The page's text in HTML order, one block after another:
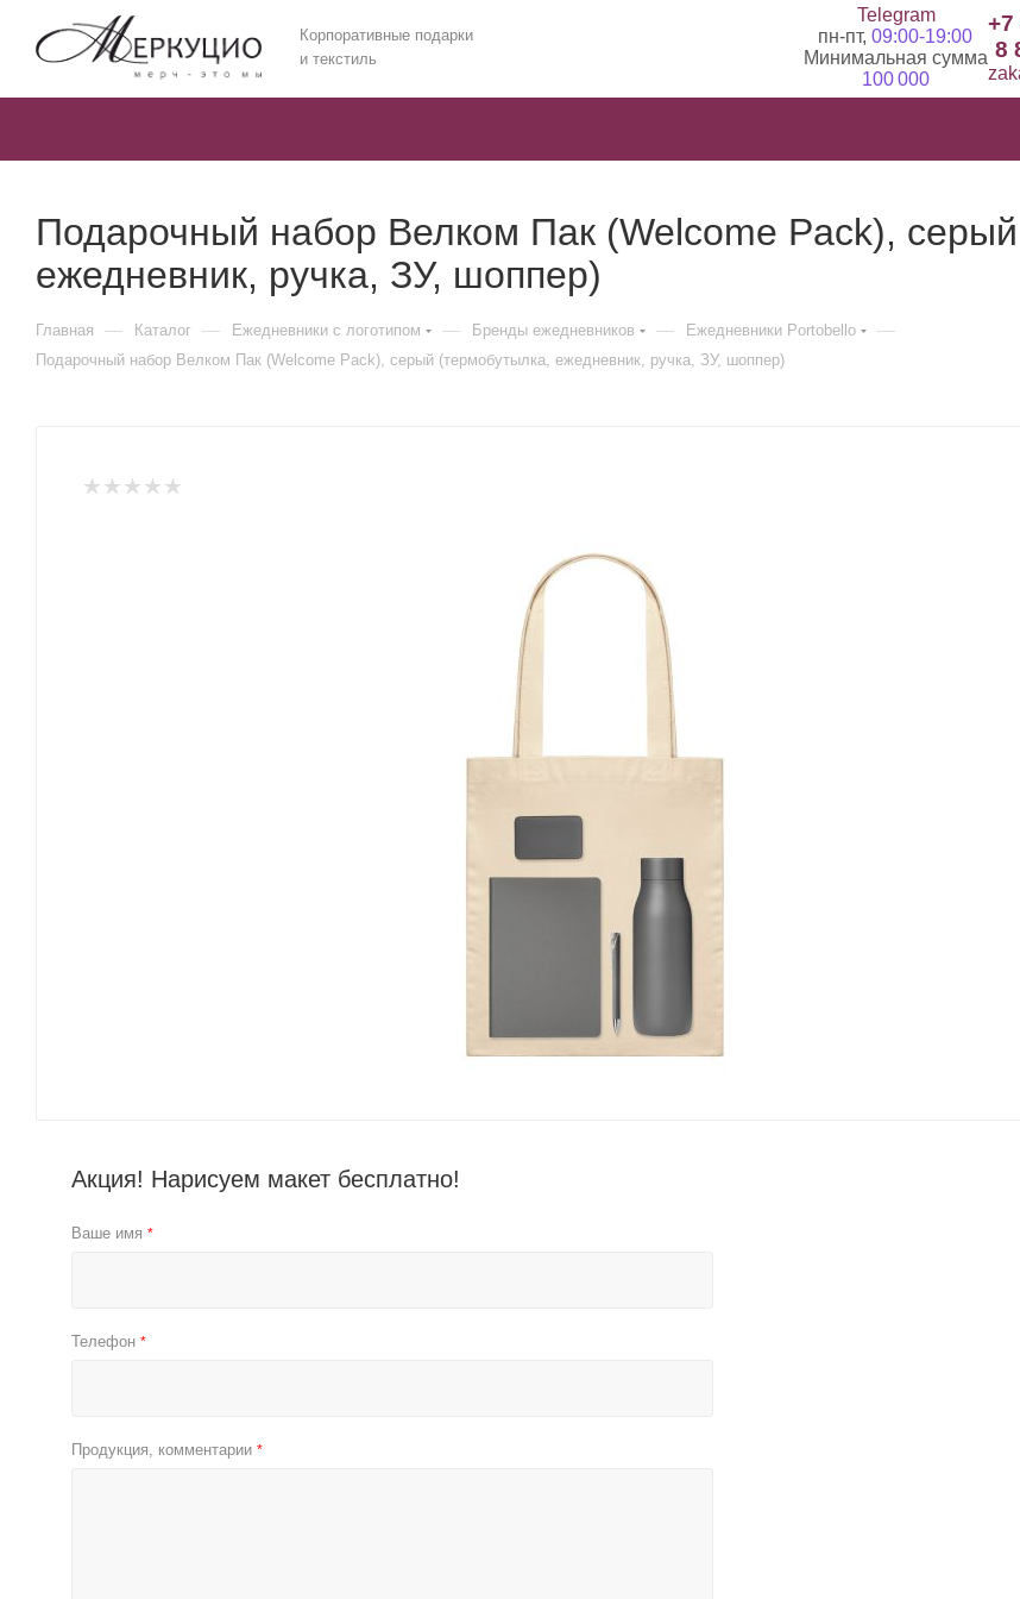
Корпоративные подарки
и текстиль
Telegram
пн-пт, 09:00-19:00
Минимальная сумма
100 000
+7
8
Подарочный набор Велком Пак (Welcome Pack),
ежедневник, ручка, ЗУ, шоппер)
Главная — Каталог — Ежедневники c логотипом — Бренды ежедневников — Ежедневники Portobello —
Подарочный набор Велком Пак (Welcome Pack), серый (термобутылка, ежедневник, ручка, ЗУ, шоппер)
Акция! Нарисуем макет бесплатно!
Ваше имя *
Телефон *
Продукция, комментарии *